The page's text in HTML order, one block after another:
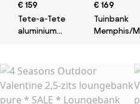
€ 159
Tete-a-Tete
aluminium
€ 169
Tuinbank
Memphis/